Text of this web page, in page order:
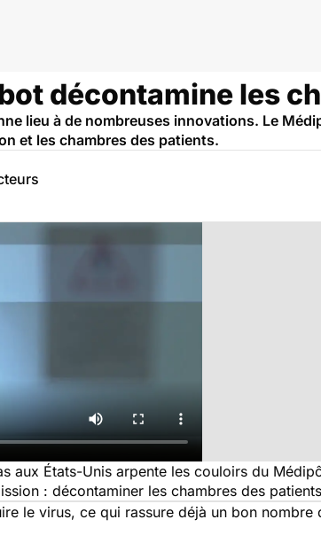
décontamine les
lieu à de nombreuses innovations. Le
et les chambres des patients.
aux États-Unis arpente les couloirs du
: décontaminer les chambres des
le virus, ce qui rassure déjà un bon